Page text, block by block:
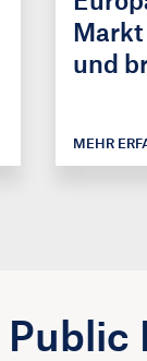
und
MEHR